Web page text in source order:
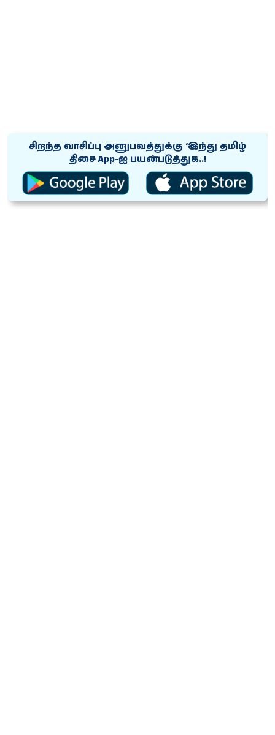
சிறந்த வாசிப்பு அனுபவத்துக்கு ‘இந்து தமிழ்
திசை App-ஐ பயன்படுத்துக..!